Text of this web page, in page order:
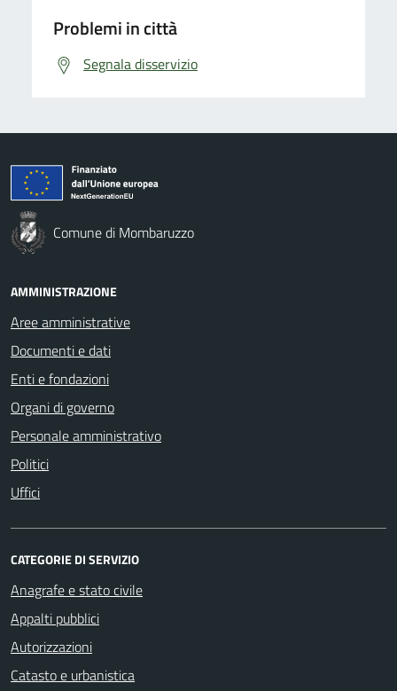
Problemi in città
Segnala disservizio
Comune di Mombaruzzo
AMMINISTRAZIONE
Aree amministrative
Documenti e dati
Enti e fondazioni
Organi di governo
Personale amministrativo
Politici
Uffici
CATEGORIE DI SERVIZIO
Anagrafe e stato civile
Appalti pubblici
Autorizzazioni
Catasto e urbanistica